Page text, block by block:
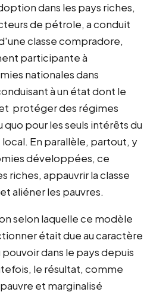
dans les pays riches,
de pétrole, a conduit
classe compradore,
participante à
nationales dans
à un état dont le
protéger des régimes
pour les seuls intérêts du
En parallèle, partout, y
développées, ce
riches, appauvrir la classe
aliéner les pauvres.
selon laquelle ce modèle
était due au caractère
dans le pays depuis
le résultat, comme
et marginalisé